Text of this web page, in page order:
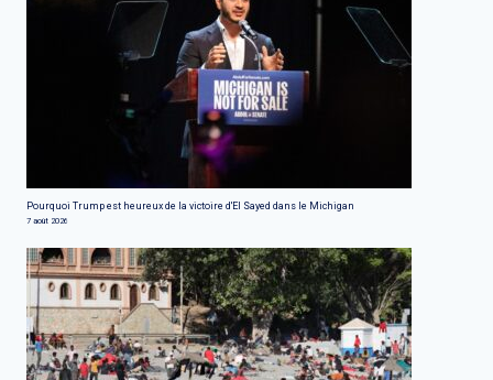
Pourquoi Trump est heureux de la victoire d'El Sayed dans le Michigan
7 août 2026